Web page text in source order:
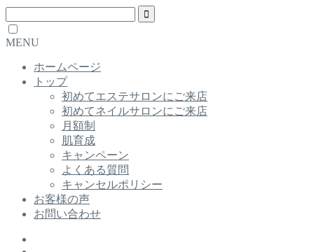
MENU
ホームページ
トップ
初めてエステサロンにご来店
初めてネイルサロンにご来店
月額制
肌育成
キャンペーン
よくある質問
キャンセルポリシー
お客様の声
お問い合わせ